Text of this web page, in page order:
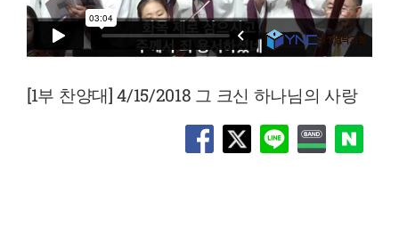
[1부 찬양대] 4/15/2018 그 크신 하나님의 사랑